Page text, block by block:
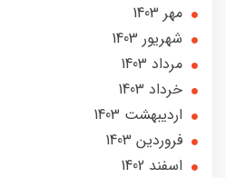
مهر 1403
شهریور 1403
مرداد 1403
خرداد 1403
ارديبهشت 1403
فروردین 1403
اسفند 1402